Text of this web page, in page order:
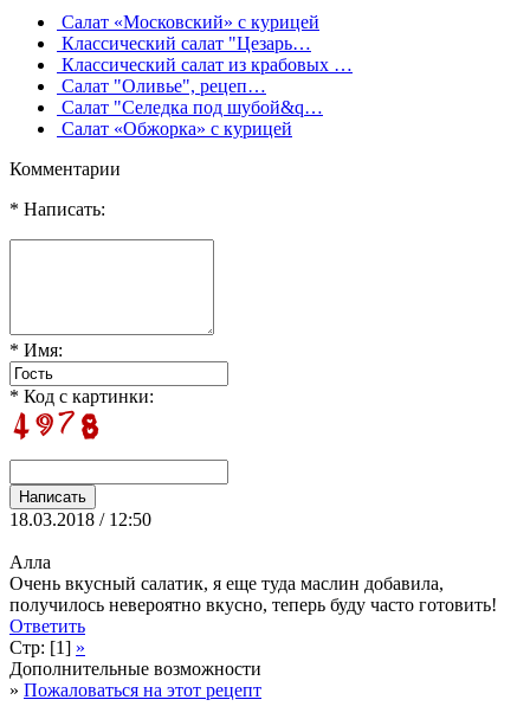
Салат «Московский» с курицей
Классический салат "Цезарь…
Классический салат из крабовых …
Салат "Оливье", рецеп…
Салат "Селедка под шубой&q…
Салат «Обжорка» с курицей
Комментарии
* Написать:
* Имя:
* Код с картинки:
18.03.2018 / 12:50
Алла
Очень вкусный салатик, я еще туда маслин добавила,
получилось невероятно вкусно, теперь буду часто готовить!
Ответить
Стр: [1] »
Дополнительные возможности
» Пожаловаться на этот рецепт